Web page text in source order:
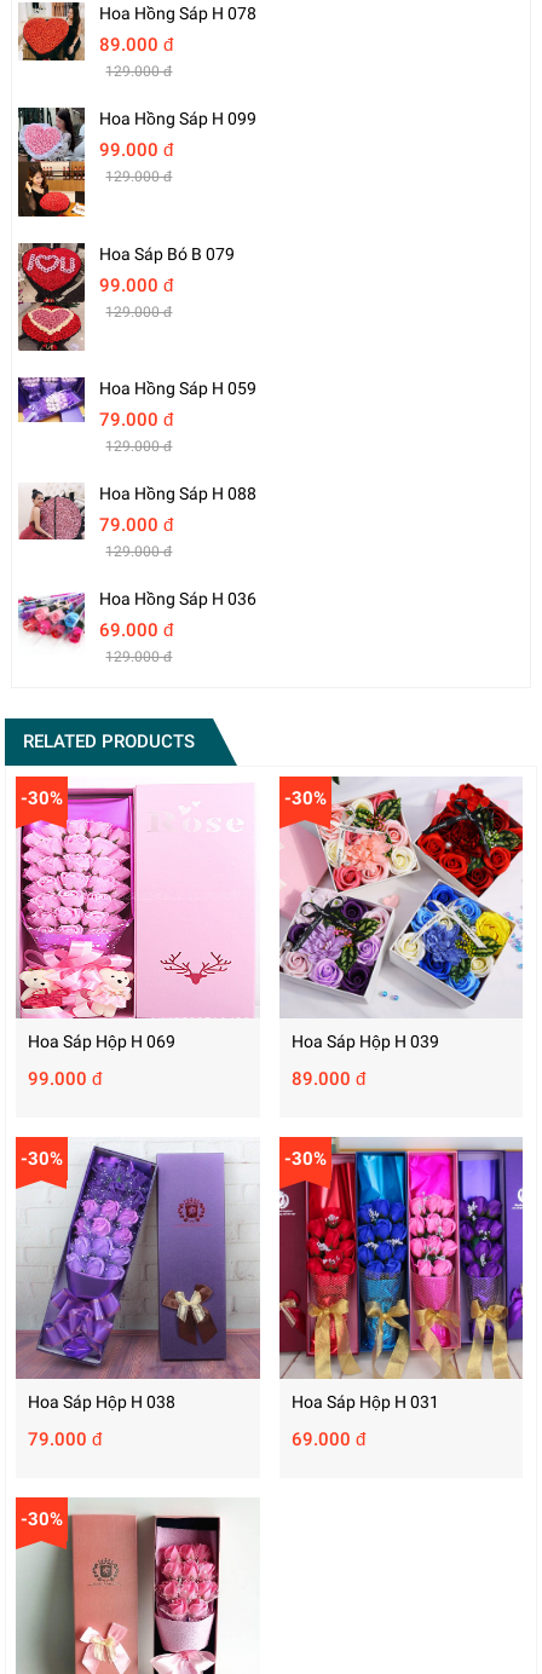
Hoa Hồng Sáp H 078
89.000 đ
129.000 đ
Hoa Hồng Sáp H 099
99.000 đ
129.000 đ
Hoa Sáp Bó B 079
99.000 đ
129.000 đ
Hoa Hồng Sáp H 059
79.000 đ
129.000 đ
Hoa Hồng Sáp H 088
79.000 đ
129.000 đ
Hoa Hồng Sáp H 036
69.000 đ
129.000 đ
RELATED PRODUCTS
-30%
Hoa Sáp Hộp H 069
99.000 đ
-30%
Hoa Sáp Hộp H 039
89.000 đ
-30%
Hoa Sáp Hộp H 038
79.000 đ
-30%
Hoa Sáp Hộp H 031
69.000 đ
-30%